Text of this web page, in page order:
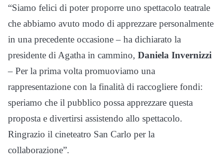
“Siamo felici di poter proporre uno spettacolo teatrale
che abbiamo avuto modo di apprezzare personalmente
in una precedente occasione – ha dichiarato la
presidente di Agatha in cammino, Daniela Invernizzi
– Per la prima volta promuoviamo una
rappresentazione con la finalità di raccogliere fondi:
speriamo che il pubblico possa apprezzare questa
proposta e divertirsi assistendo allo spettacolo.
Ringrazio il cineteatro San Carlo per la
collaborazione”.